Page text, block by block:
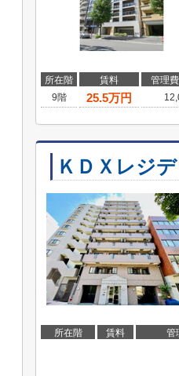
所在階 賃料
管理
9階
25.5万円
ＫＤＸレジ
所在階 賃料 管